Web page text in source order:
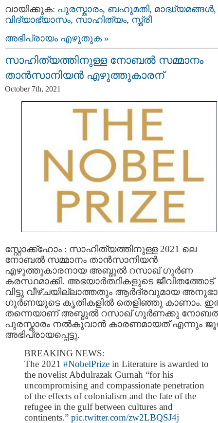
വായിക്കുക: പുരസ്കാരം, ബഹുമതി, മാദ്ധ്യമങ്ങള്‍,
വിദ്യാഭ്യാസം, സാഹിത്യം, സ്ത്രീ
അഭിപ്രായം എഴുതുക »
സാഹിത്യത്തിനുള്ള നോബൽ സമ്മാനം
താൻസാനിയൻ എഴുത്തുകാരന്
October 7th, 2021
സ്റ്റോക്ക്‌ഹോം : സാഹിത്യത്തിനുള്ള 2021 ലെ
നോബൽ സമ്മാനം താൻസാനിയൻ
എഴുത്തുകാരനായ അബ്ദുൽ റസാഖ് ഗുർണ
കരസ്ഥമാക്കി. അഭയാര്‍ത്ഥികളുടെ ജീവിതത്തോട്
വിട്ടു വീഴ്ചയില്ലാത്തതും ആര്‍ദ്രവുമായ
ഗുർണയുടെ കൃതികളില്‍ തെളിഞ്ഞു കാണാം.
തന്നെയാണ് അബ്ദുൽ റസാഖ് ഗുർണക്കു
പുരസ്കാരം നല്‍കുവാന്‍ കാരണമായത് എന്നും
അഭിപ്രായപ്പെട്ടു.
BREAKING NEWS:
The 2021 #NobelPrize in Literature is awarded to
the novelist Abdulrazak Gurnah “for his
uncompromising and compassionate penetration
of the effects of colonialism and the fate of the
refugee in the gulf between cultures and
continents.” pic.twitter.com/zw2LBQSJ4j